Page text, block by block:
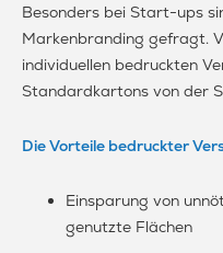
Besonders bei Start-ups
Markenbranding gefragt.
individuellen bedruckten
Standardkartons von der
Die Vorteile bedruckter
Einsparung von
genutzte Flächen